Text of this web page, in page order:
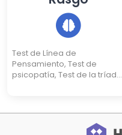
Test de Línea de
Pensamiento, Test de
psicopatía, Test de la tríada